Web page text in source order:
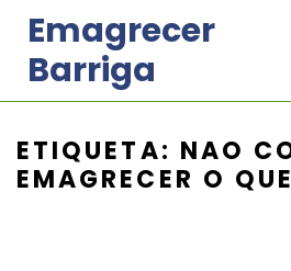
content
Emagrecer
Barriga
ETIQUETA: NAO
EMAGRECER O